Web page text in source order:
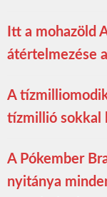
Itt a mohazöld
átértelmezése
A
tízmillió sokkal
A Pókember
nyitánya